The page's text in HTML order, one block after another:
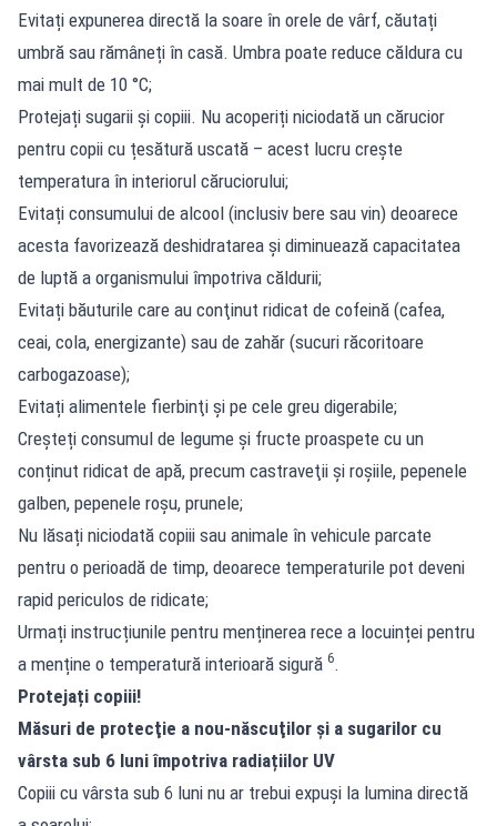
Evitați expunerea directă la soare în orele de vârf, căutați
umbră sau rămâneți în casă. Umbra poate reduce căldura cu
mai mult de 10 °C;
Protejați sugarii și copiii. Nu acoperiți niciodată un cărucior
pentru copii cu țesătură uscată – acest lucru crește
temperatura în interiorul căruciorului;
Evitați consumului de alcool (inclusiv bere sau vin) deoarece
acesta favorizează deshidratarea şi diminuează capacitatea
de luptă a organismului împotriva căldurii;
Evitați băuturile care au conţinut ridicat de cofeină (cafea,
ceai, cola, energizante) sau de zahăr (sucuri răcoritoare
carbogazoase);
Evitați alimentele fierbinţi şi pe cele greu digerabile;
Creşteți consumul de legume şi fructe proaspete cu un
conținut ridicat de apă, precum castraveţii și roşiile, pepenele
galben, pepenele roşu, prunele;
Nu lăsați niciodată copiii sau animale în vehicule parcate
pentru o perioadă de timp, deoarece temperaturile pot deveni
rapid periculos de ridicate;
Urmați instrucțiunile pentru menținerea rece a locuinței pentru
a menține o temperatură interioară sigură 6.
Protejați copiii!
Măsuri de protecţie a nou-născuţilor şi a sugarilor cu
vârsta sub 6 luni împotriva radiațiilor UV
Copiii cu vârsta sub 6 luni nu ar trebui expuşi la lumina directă